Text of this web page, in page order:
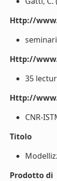
Http://
Http://
35
Http://
CNR-
Titolo
Prodotto di